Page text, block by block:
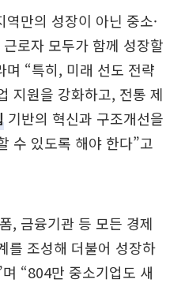
만의 성장이 아닌 중소·
로자 모두가 함께 성장할
며 “특히, 미래 선도 전략
지원을 강화하고, 전통 제
기반의 혁신과 구조개선을
수 있도록 해야 한다”고
, 금융기관 등 모든 경제
를 조성해 더불어 성장하
“804만 중소기업도 새